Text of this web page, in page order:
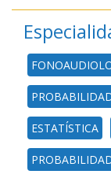
ESTATÍSTICA